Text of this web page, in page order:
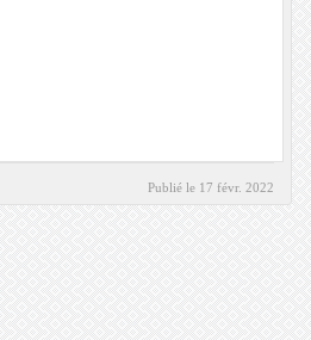
Publié le 17 févr. 2022